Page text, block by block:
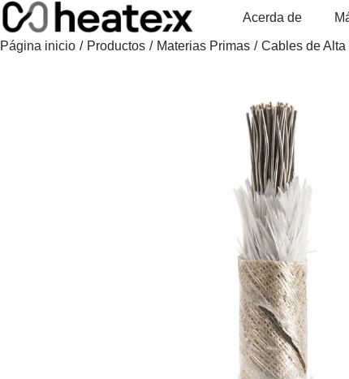
Skip
to
content
Acerda de
Página inicio / Productos / Materias Primas / Cables de Alta